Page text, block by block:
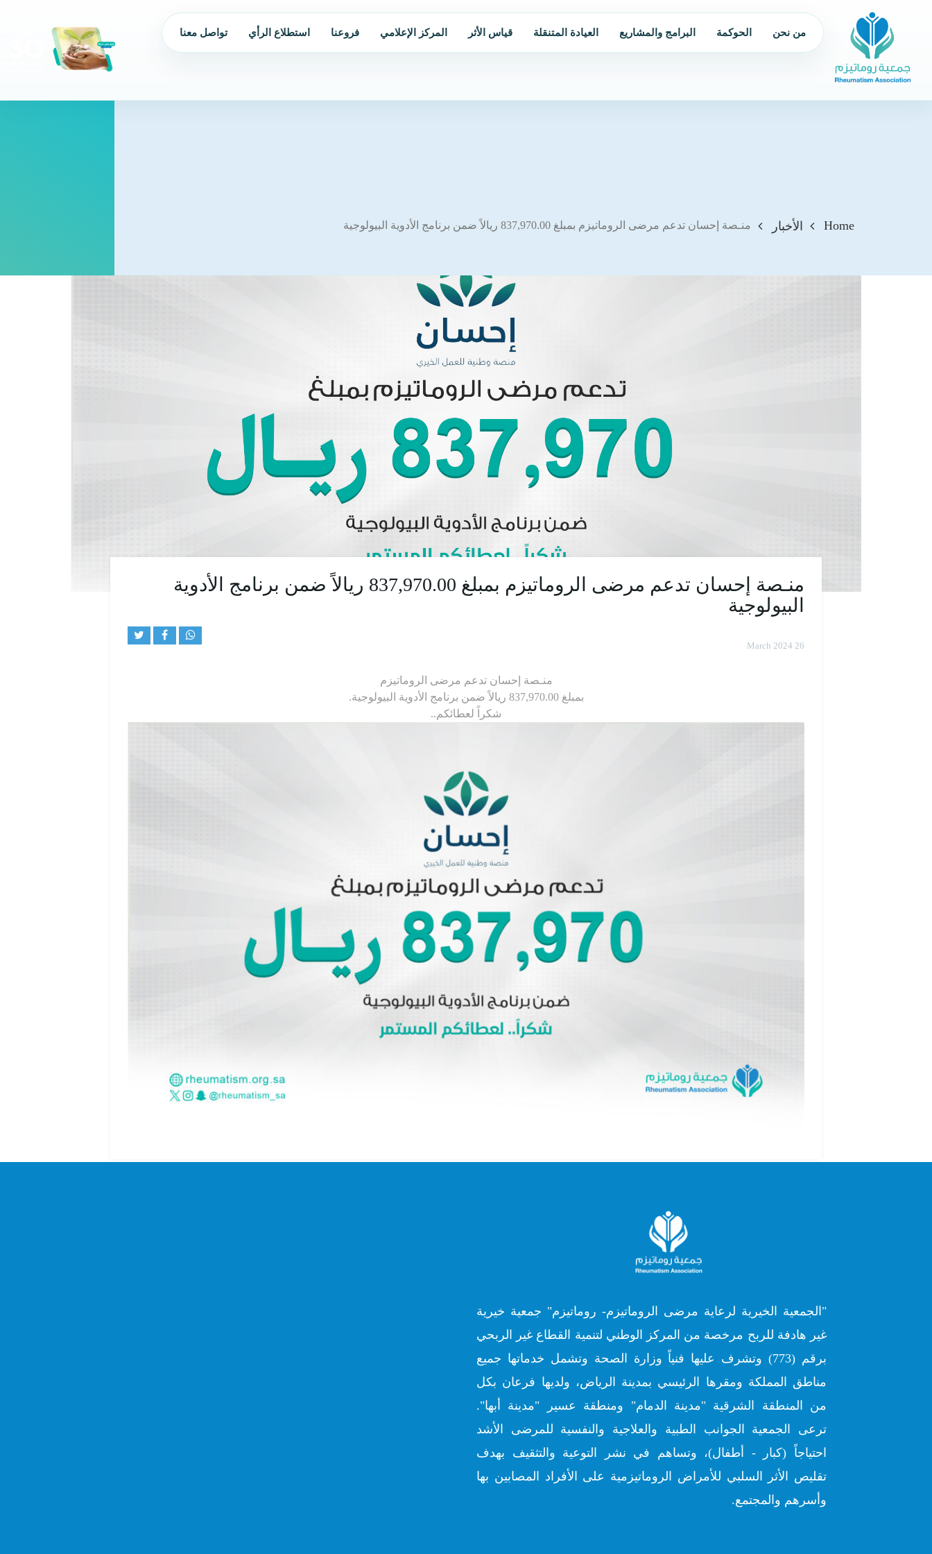
الحوكمة من نحن الحوكمة البرامج والمشاريع العيادة المتنقلة قياس الأثر المركز الإعلامي فروعنا استطلاع الرأي تواصل معنا
Home الأخبار منـصة إحسان تدعم مرضى الروماتيزم بمبلغ 837,970.00 ريالاً ضمن برنامج الأدوية البيولوجية
منـصة إحسان تدعم مرضى الروماتيزم بمبلغ 837,970.00 ريالاً ضمن برنامج الأدوية
البيولوجية
26 March 2024
منـصة إحسان تدعم مرضى الروماتيزم
بمبلغ 837,970.00 ريالاً ضمن برنامج الأدوية البيولوجية.
شكراً لعطائكم..
"الجمعية الخيرية لرعاية مرضى الروماتيزم- روماتيزم" جمعية خيرية
غير هادفة للربح مرخصة من المركز الوطني لتنمية القطاع غير الربحي
برقم (773) وتشرف عليها فنياً وزارة الصحة وتشمل خدماتها جميع
مناطق المملكة ومقرها الرئيسي بمدينة الرياض، ولديها فرعان بكل
من المنطقة الشرقية "مدينة الدمام" ومنطقة عسير "مدينة أبها".
ترعى الجمعية الجوانب الطبية والعلاجية والنفسية للمرضى الأشد
احتياجاً (كبار - أطفال)، وتساهم في نشر التوعية والتثقيف بهدف
تقليص الأثر السلبي للأمراض الروماتيزمية على الأفراد المصابين بها
وأسرهم والمجتمع.